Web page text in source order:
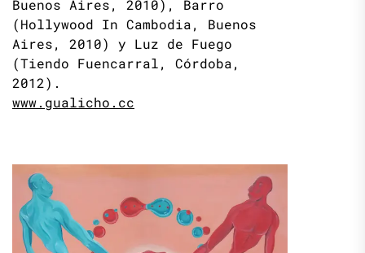
Buenos Aires, 2010), Barro
(Hollywood In Cambodia, Buenos
Aires, 2010) y Luz de Fuego
(Tiendo Fuencarral, Córdoba,
2012).
www.gualicho.cc